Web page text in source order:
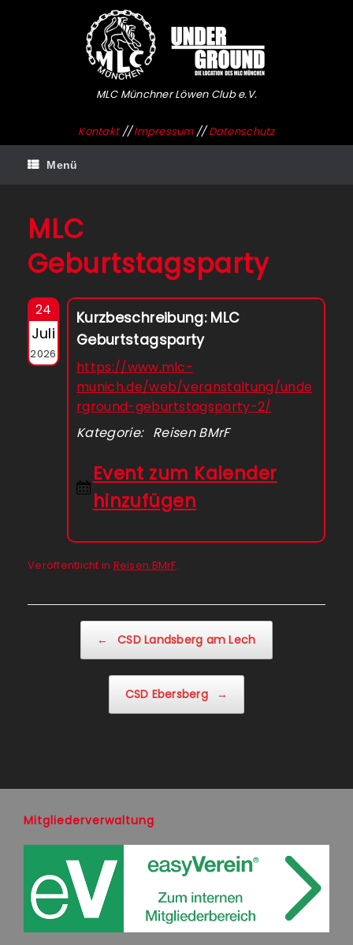
MLC Münchner Löwen Club e.V.
Kontakt//Impressum//Datenschutz
Menü
MLC
Geburtstagsparty
24
Juli
2026
Kurzbeschreibung: MLC
Geburtstagsparty
https://www.mlc-
munich.de/web/veranstaltung/unde
rground-geburtstagsparty-2/
Kategorie: Reisen BMrF
Event zum Kalender
hinzufügen
Veröffentlicht in Reisen BMrF.
← CSD Landsberg am Lech
CSD Ebersberg →
Mitgliederverwaltung